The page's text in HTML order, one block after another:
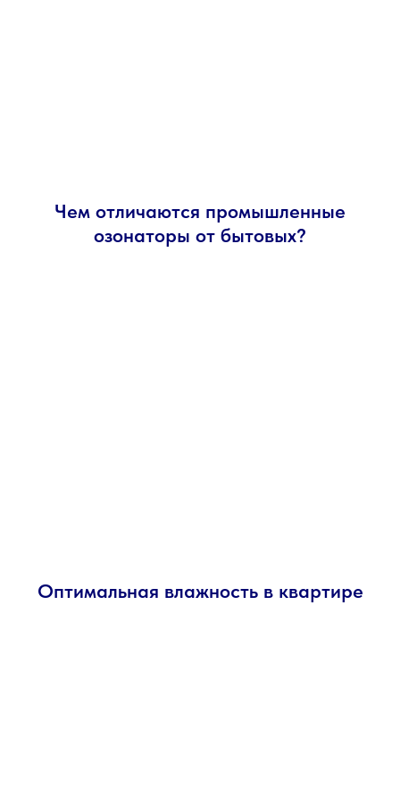
Чем отличаются промышленные
озонаторы от бытовых?
Оптимальная влажность в квартире